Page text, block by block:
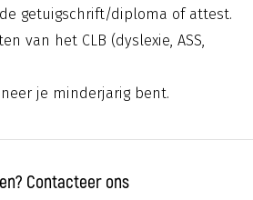
getuigschrift/diploma of attest.
van het CLB (dyslexie, ASS,
je minderjarig bent.
Contacteer ons